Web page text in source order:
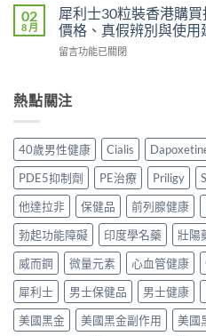
安
全
服
法
與
貨
購
買
指
南〉
中
買
渠
＋
完
南〉
中
先
安
心？
2026
港
噴
霧
購
買
指
南〉
中
利
勁
與
其
洩
比
較
2026：
口
服
藥、
噴
劑、
效
點
樣
02
8 月
犀利士30粒裝香港購
價格、真假辨別與使用
在
士
30
裝
香
港
購
買
指
南
2026：
Cialis
20mg
貨
價
留言功能已關閉
熱點關注
40歲男性健康 Cialis
PDE5抑制劑
PE治療 Priligy
他達拉非
保健品 前列腺健康
勃起功能障礙
印度學名藥 壯陽
威而鋼
微量元素 心血管健康
犀利士
男士保健品 男士健康
美國黑金
美國黑金副作用 美國